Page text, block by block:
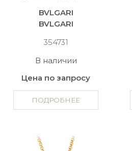
BVLGARI
BVLGARI
354731
В наличии
Цена по запросу
ПОДРОБНЕЕ